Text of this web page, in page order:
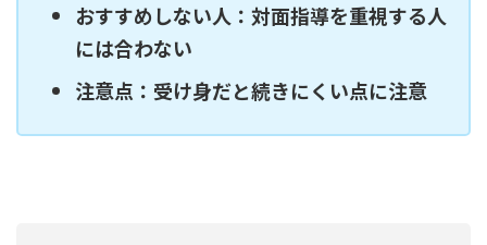
おすすめしない人：対面指導を重視する人
には合わない
注意点：受け身だと続きにくい点に注意